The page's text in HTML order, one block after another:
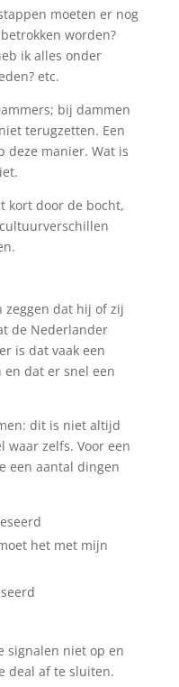
moeten er nog
worden?
ik alles onder
etc.
bij dammen
terugzetten. Een
deze manier. Wat is
kort door de bocht,
zeggen dat hij of zij
de Nederlander
is dat vaak een
en dat er snel een
dit is niet altijd
waar zelfs. Voor een
een aantal dingen
het met mijn
signalen niet op en
deal af te sluiten.